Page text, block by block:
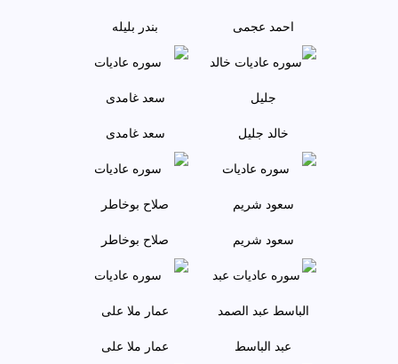
احمد عجمى بندر بليله
خالد جليل سعد غامدی
سعود شريم صلاح بوخاطر
عبد الباسط عمار ملا علی